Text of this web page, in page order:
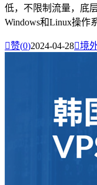
低，不限制流量，底
Windows和Linux操作
赞(0)2024-04-28境